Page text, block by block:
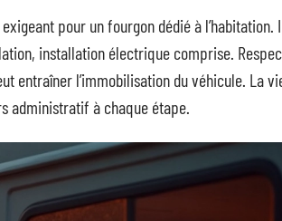
pour un fourgon dédié à l’habitation.
installation électrique comprise.
entraîner l’immobilisation du véhicule. La
administratif à chaque étape.